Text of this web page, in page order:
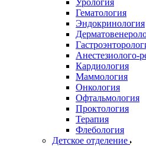
Урология
Гематология
Эндокринология
Анестезиолого-
Кардиология
Маммология
Онкология
Офтальмология
Проктология
Терапия
Флебология
Детское отделение